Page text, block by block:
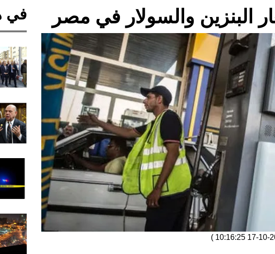
البنزين والسولار في مصر
)
في